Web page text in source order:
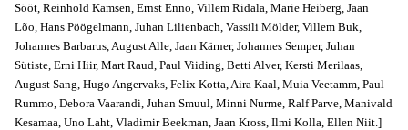
Sööt, Reinhold Kamsen, Ernst Enno, Villem Ridala, Marie Heiberg, Jaan
Lõo, Hans Pöögelmann, Juhan Lilienbach, Vassili Mölder, Villem Buk,
Johannes Barbarus, August Alle, Jaan Kärner, Johannes Semper, Juhan
Sütiste, Erni Hiir, Mart Raud, Paul Viiding, Betti Alver, Kersti Merilaas,
August Sang, Hugo Angervaks, Felix Kotta, Aira Kaal, Muia Veetamm, Paul
Rummo, Debora Vaarandi, Juhan Smuul, Minni Nurme, Ralf Parve, Manivald
Kesamaa, Uno Laht, Vladimir Beekman, Jaan Kross, Ilmi Kolla, Ellen Niit.]